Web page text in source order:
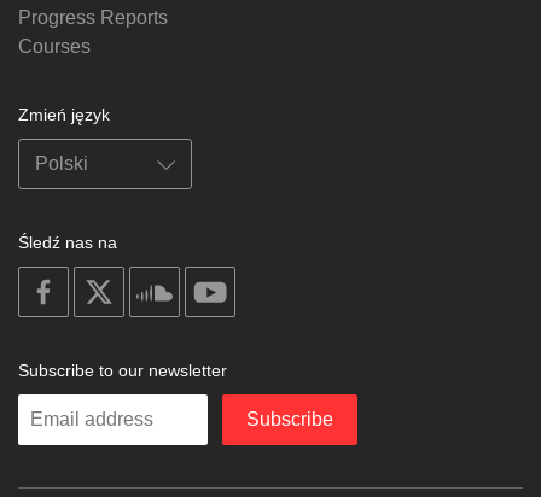
Progress Reports
Courses
Zmień język
Śledź nas na
on
facebook
on
on
soundcloud
Subscribe to our newsletter
Enter
Subscribe